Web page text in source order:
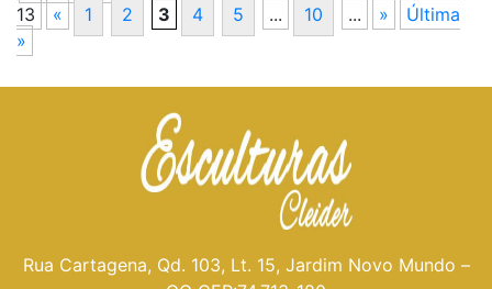
13
« 1 2 3 4 5 ... 10 ... »
Última
»
Rua Cartagena, Qd. 103, Lt. 15, Jardim Novo Mundo –